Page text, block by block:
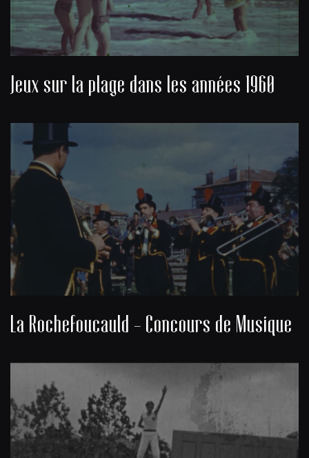
Jeux sur la plage dans les années 1960
La Rochefoucauld - Concours de Musique